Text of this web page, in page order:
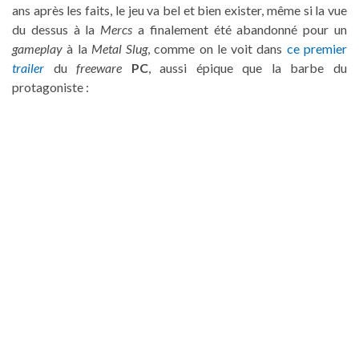
ans après les faits, le jeu va bel et bien exister, même si la vue
du dessus à la Mercs a finalement été abandonné pour un
gameplay à la Metal Slug, comme on le voit dans ce premier
trailer dufreeware PC, aussi épique que la barbe du
protagoniste :